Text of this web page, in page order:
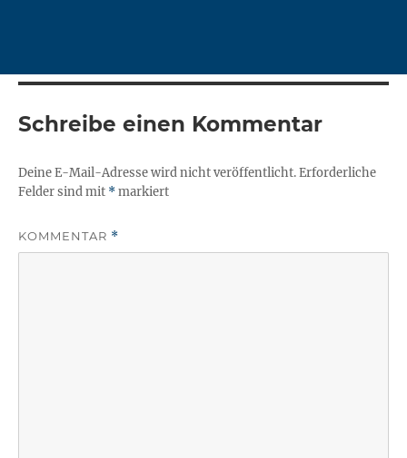
Schreibe einen Kommentar
Deine E-Mail-Adresse wird nicht veröffentlicht.Erforderliche
Felder sind mit *markiert
KOMMENTAR *